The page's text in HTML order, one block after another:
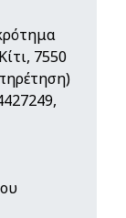
7550
,